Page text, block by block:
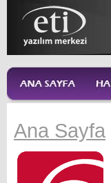
Ana Sayfa